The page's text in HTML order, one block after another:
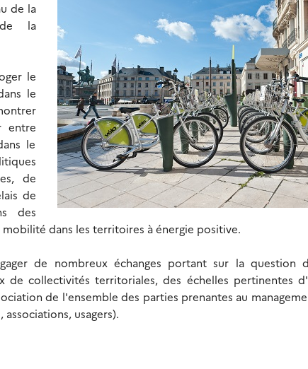
de la
de la
le
le
entre
le
de
de
des
dans les territoires à énergie positive.
de nombreux échanges portant sur la question
de collectivités territoriales, des échelles pertinentes
de l'ensemble des parties prenantes au
usagers).